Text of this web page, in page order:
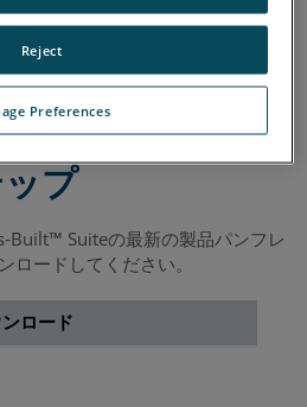
プ
Built™ Suiteの最新の製品パンフレ
ロードしてください。
ロード
Preferences
Reject